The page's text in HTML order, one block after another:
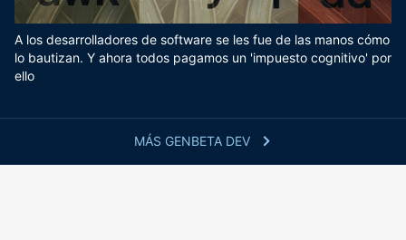
MÁS GENBETA DEV
A los desarrolladores de software se les fue de las manos cómo
lo bautizan. Y ahora todos pagamos un 'impuesto cognitivo' por
ello